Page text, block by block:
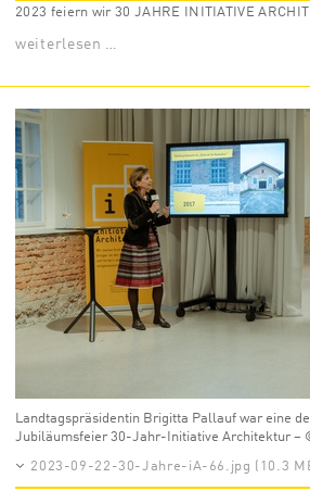
2023 feiern wir 30 JAHRE INITIATIVE
weiterlesen …
Landtagspräsidentin Brigitta Pallauf war eine
Jubiläumsfeier 30-Jahr-Initiative Architektur –
2023-09-22-30-Jahre-iA-66.jpg (10.3